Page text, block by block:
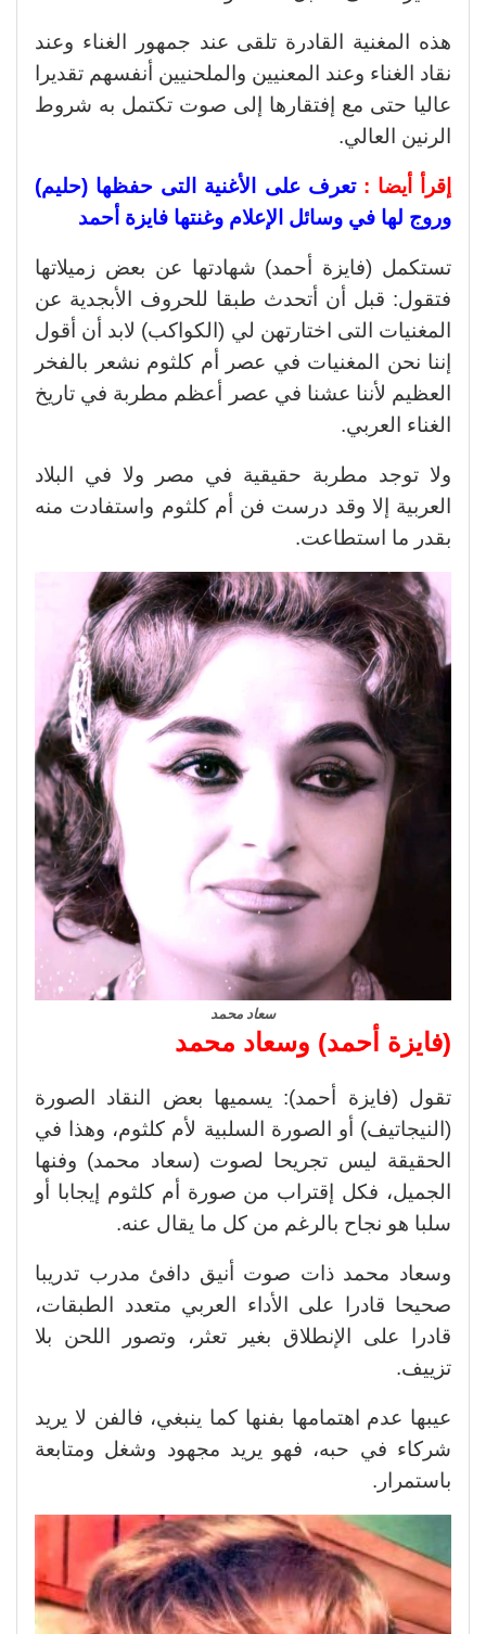
هذه المغنية القادرة تلقى عند جمهور الغناء وعند
نقاد الغناء وعند المعنيين والملحنيين أنفسهم تقديرا
عاليا حتى مع إفتقارها إلى صوت تكتمل به شروط
الرنين العالي.
إقرأ أيضا :تعرف على الأغنية التى حفظها (حليم)
وروج لها في وسائل الإعلام وغنتها فايزة أحمد
تستكمل (فايزة أحمد) شهادتها عن بعض زميلاتها
فتقول: قبل أن أتحدث طبقا للحروف الأبجدية عن
المغنيات التى اختارتهن لي (الكواكب) لابد أن أقول
إننا نحن المغنيات في عصر أم كلثوم نشعر بالفخر
العظيم لأننا عشنا في عصر أعظم مطربة في تاريخ
الغناء العربي.
ولا توجد مطربة حقيقية في مصر ولا في البلاد
العربية إلا وقد درست فن أم كلثوم واستفادت منه
بقدر ما استطاعت.
سعاد محمد
(فايزة أحمد) وسعاد محمد
تقول (فايزة أحمد): يسميها بعض النقاد الصورة
(النيجاتيف) أو الصورة السلبية لأم كلثوم، وهذا في
الحقيقة ليس تجريحا لصوت (سعاد محمد) وفنها
الجميل، فكل إقتراب من صورة أم كلثوم إيجابا أو
سلبا هو نجاح بالرغم من كل ما يقال عنه.
وسعاد محمد ذات صوت أنيق دافئ مدرب تدريبا
صحيحا قادرا على الأداء العربي متعدد الطبقات،
قادرا على الإنطلاق بغير تعثر، وتصور اللحن بلا
تزييف.
عيبها عدم اهتمامها بفنها كما ينبغي، فالفن لا يريد
شركاء في حبه، فهو يريد مجهود وشغل ومتابعة
باستمرار.